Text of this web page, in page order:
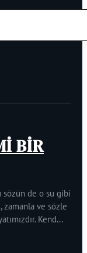
BİR
sözün de o su gibi
zamanla ve sözle
Kend...